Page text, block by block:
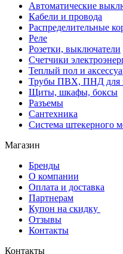
Автоматические
Кабели и провода
Распределительные
Реле
Розетки, выключатели
Счетчики
Теплый пол и
Трубы ПВХ, ПНД для
Щиты, шкафы, боксы
Разъемы
Сантехника
Система штекерного
Магазин
Бренды
О компании
Оплата и доставка
Партнерам
Купон на скидку
Отзывы
Контакты
Контакты